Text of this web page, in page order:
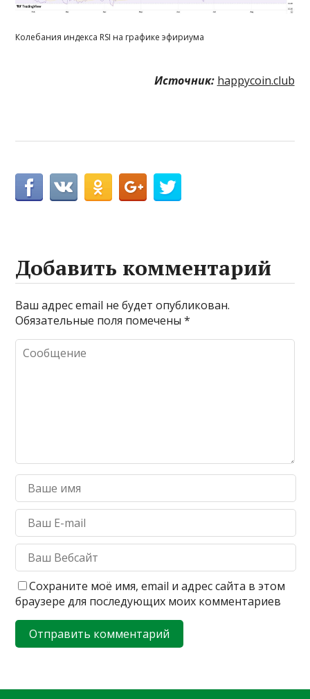
Колебания индекса RSI на графике эфириума
Источник: happycoin.club
Добавить комментарий
Ваш адрес email не будет опубликован.
Обязательные поля помечены*
Сохраните моё имя, email и адрес сайта в этом
браузере для последующих моих комментариев